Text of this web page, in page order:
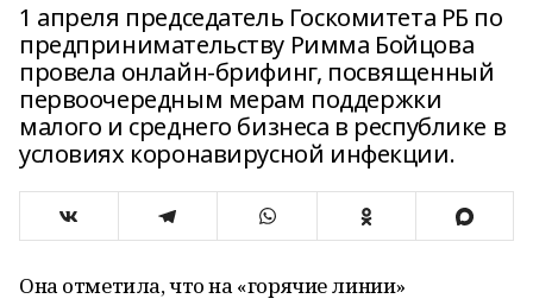
1 апреля председатель Госкомитета РБ по
предпринимательству Римма Бойцова
провела онлайн-брифинг, посвященный
первоочередным мерам поддержки
малого и среднего бизнеса в республике в
условиях коронавирусной инфекции.
Она отметила, что на «горячие линии»